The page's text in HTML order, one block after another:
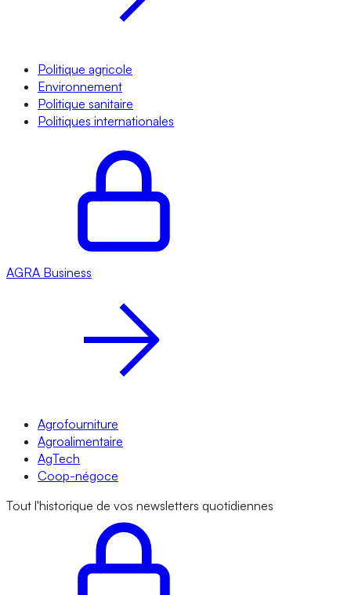
Politique agricole
Environnement
Politique sanitaire
Politiques internationales
AGRA Business
Agrofourniture
Agroalimentaire
AgTech
Coop-négoce
Tout l'historique de vos newsletters quotidiennes